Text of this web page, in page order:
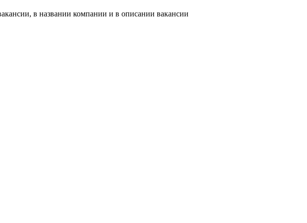
в названии компании и в описании вакансии